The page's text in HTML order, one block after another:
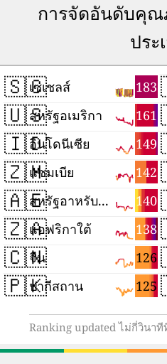
การจัดอันดับคุณ
ประ
🇸🇨 183
เซเชลส์
🇺🇸 161
สหรัฐอเมริกา
🇮🇩 149
อินโดนีเซีย
🇿🇲 142
แซมเบีย
🇦🇪 140
สหรัฐอาหรับเอมิเรตส์
🇿🇦 138
แอฟริกาใต้
🇨🇳 126
จีน
🇵🇰 125
ปากีสถาน
Ranking updated ไม่กี่วินาที